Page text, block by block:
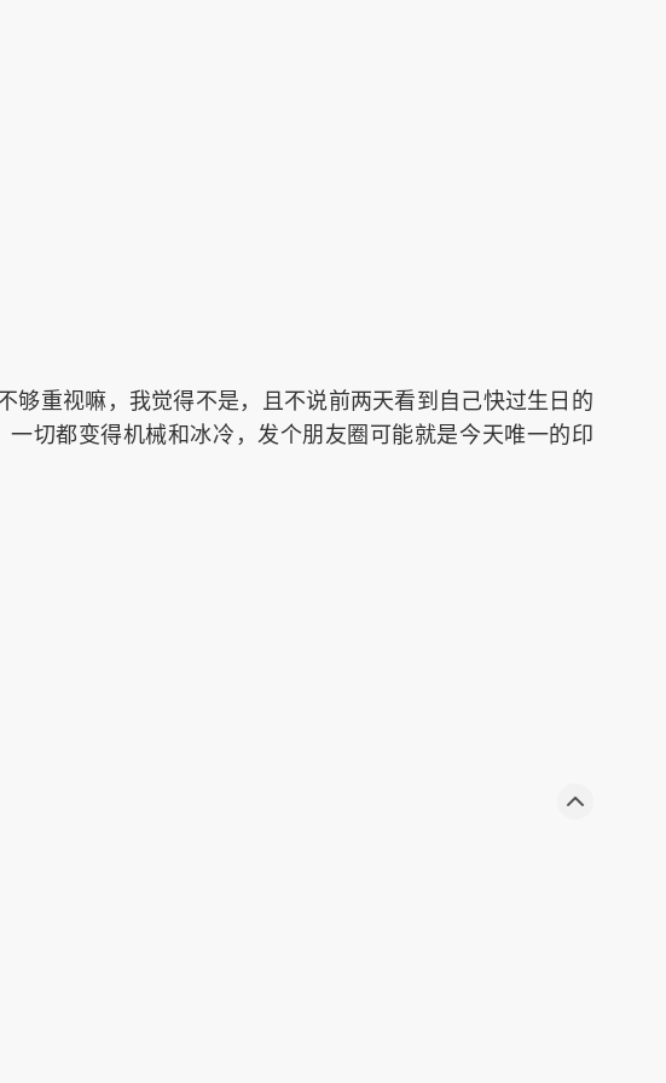
够重视嘛，我觉得不是，且不说前两天看到自己快过生日的
切都变得机械和冰冷，发个朋友圈可能就是今天唯一的印